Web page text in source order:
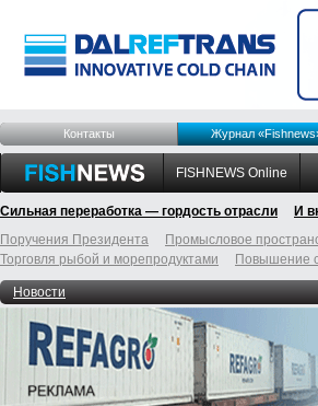
Контакты Журнал
FISHNEWS Online
Сильная переработка — гордость отрасли И
Поручения Президента
Промысловое
Торговля рыбой и морепродуктами
Повышение
Новости